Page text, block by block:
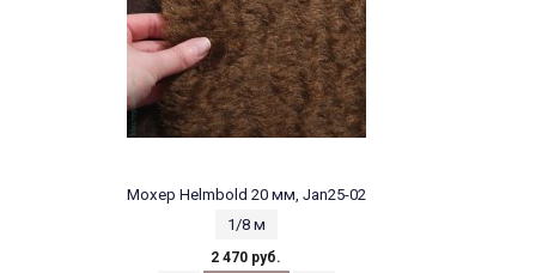
Мохер Helmbold 20 мм, Jan25-02
1/8 м
2 470 руб.